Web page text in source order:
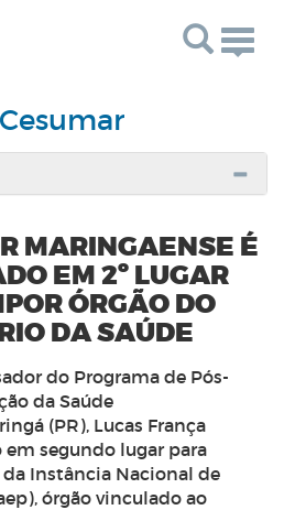
MARINGAENSE É
EM 2º LUGAR
ÓRGÃO DO
DA SAÚDE
do Programa de Pós-
da Saúde
(PR), Lucas França
em segundo lugar para
Instância Nacional de
órgão vinculado ao